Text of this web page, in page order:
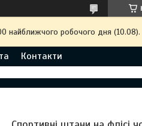
найближчого робочого дня (10.08).
Контакти